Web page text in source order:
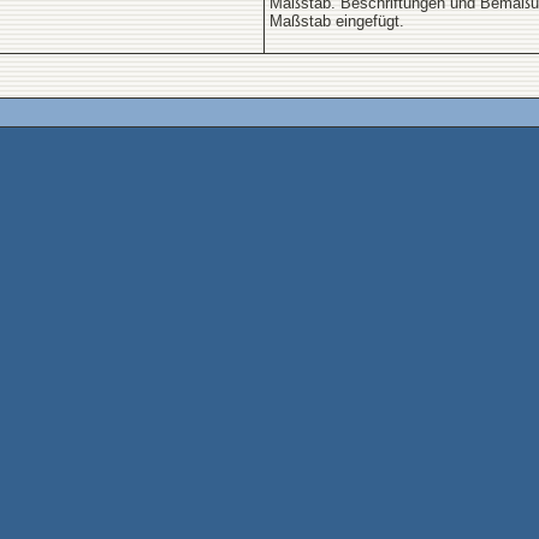
Maßstab eingefügt.